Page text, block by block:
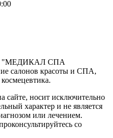
"МЕДИКАЛ СПА
салонов красоты и СПА,
сайте, носит исключительно
характер и не является
или лечением.
со